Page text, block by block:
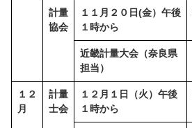
計量
協会
１１月２０日(金）午後
１時から
近畿計量大会（奈良県
担当）
１２
月
計量
士会
１２月１日（火）午後
１時から